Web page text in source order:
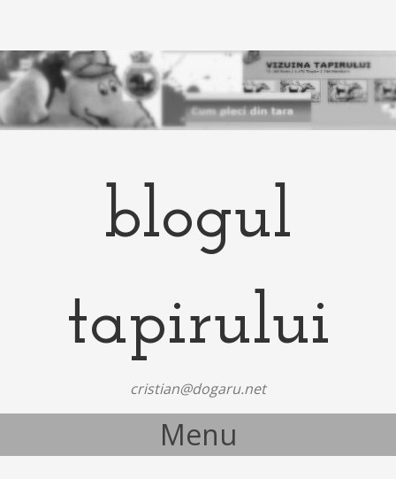
blogul
tapirului
cristian@dogaru.net
Menu